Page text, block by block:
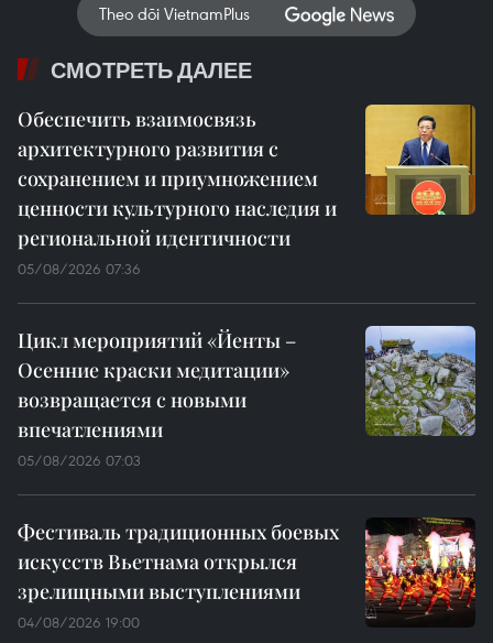
Theo dõi VietnamPlus
СМОТРЕТЬ ДАЛЕЕ
Обеспечить взаимосвязь
архитектурного развития с
сохранением и приумножением
ценности культурного наследия и
региональной идентичности
05/08/2026 07:36
Цикл мероприятий «Йенты –
Осенние краски медитации»
возвращается с новыми
впечатлениями
05/08/2026 07:03
Фестиваль традиционных боевых
искусств Вьетнама открылся
зрелищными выступлениями
04/08/2026 19:00